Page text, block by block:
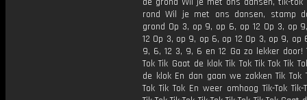
rond Wil je met ons dansen, stamp
grond Op 3, op 9, op 6, op 12 Op 3, op
12 Op 3, op 9, op 6, op 12 Op 3, op 9, op
9, 6, 12 3, 9, 6 en 12 Ga zo lekker door!
Tok Tik Gaat de klok Tik Tok Tik Tok Tik
de klok En dan gaan we zakken Tik Tok
Tok Tik Tok En weer omhoog Tik-Tok Tik-